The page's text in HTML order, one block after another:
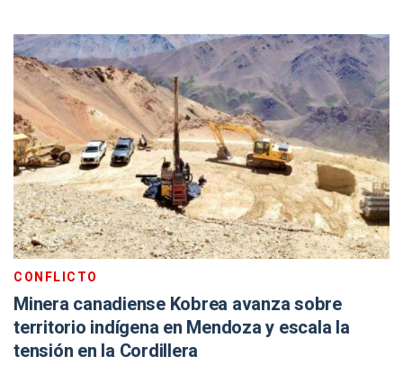
CONFLICTO
Minera canadiense Kobrea avanza sobre
territorio indígena en Mendoza y escala la
tensión en la Cordillera